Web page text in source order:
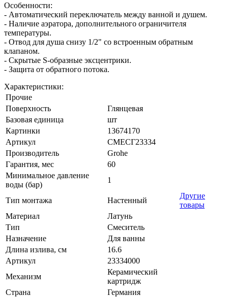
Особенности:
- Автоматический переключатель между ванной и душем.
- Наличие аэратора, дополнительного ограничителя
температуры.
- Отвод для душа снизу 1/2" со встроенным обратным
клапаном.
- Скрытые S-образные эксцентрики.
- Защита от обратного потока.
Характеристики:
Прочие
Поверхность
Глянцевая
Базовая единица
шт
Картинки
13674170
Артикул
СМЕСГ23334
Производитель
Grohe
Гарантия, мес
60
Минимальное давление
воды (бар)
1
Тип монтажа Настенный
Другие
товары
Материал
Латунь
Тип
Смеситель
Назначение
Для ванны
Длина излива, см
16.6
Артикул
23334000
Механизм
Керамический
картридж
Страна
Германия